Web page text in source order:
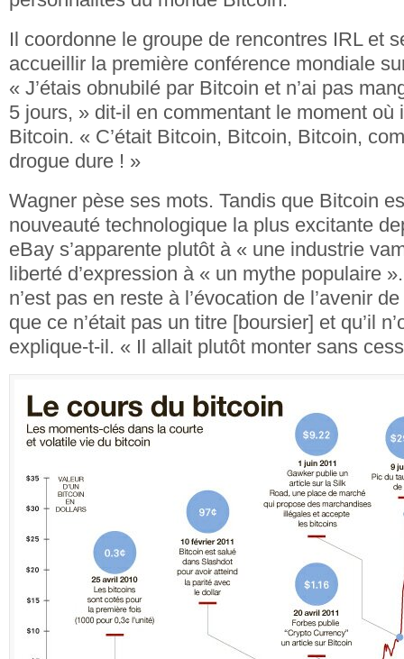
Il coordonne le groupe de rencontres IRL et
accueillir la première conférence mondiale
« J’étais obnubilé par Bitcoin et n’ai pas
5 jours, » dit-il en commentant le moment où
Bitcoin. « C’était Bitcoin, Bitcoin, Bitcoin,
drogue dure ! »
Wagner pèse ses mots. Tandis que Bitcoin
nouveauté technologique la plus excitante
eBay s’apparente plutôt à « une industrie
liberté d’expression à « un mythe populaire
n’est pas en reste à l’évocation de l’avenir
que ce n’était pas un titre [boursier] et qu’il
explique-t-il. « Il allait plutôt monter sans